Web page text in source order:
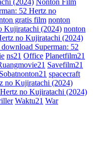
52 Hertz no
gratis film nonton
Kujiratachi (2024) nonton
no Kujiratachi (2024)
Superman: 52
ns21 Office Planetfilm21
Savefilm21
Sobatnonton21 spacecraft
no Kujiratachi (2024)
no Kujiratachi (2024)
Waktu21 War